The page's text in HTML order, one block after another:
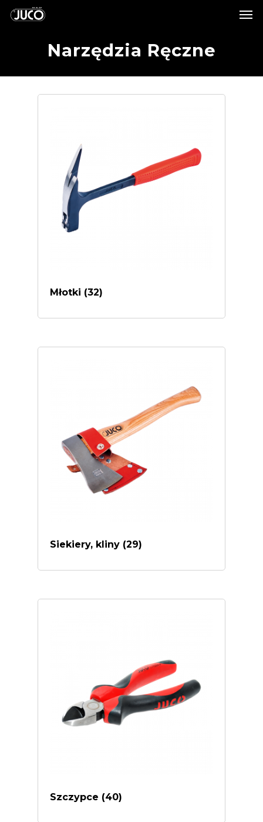
Narzędzia Ręczne
Młotki (32)
Siekiery, kliny (29)
Szczypce (40)